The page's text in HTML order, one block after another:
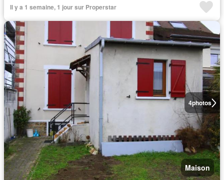
Il y a 1 semaine, 1 jour sur Properstar
4photos
Maison